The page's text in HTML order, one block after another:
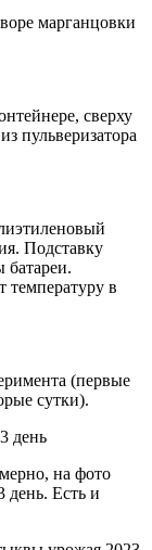
марганцовки
сверху
пульверизатора
Подставку
батареи.
температуру в
(первые
сутки).
на фото
день. Есть и